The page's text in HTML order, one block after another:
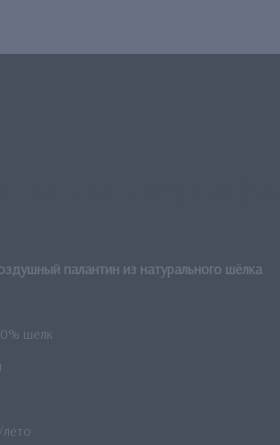
палантин из натурального шёлка
шелк